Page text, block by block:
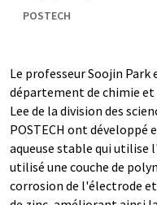
POSTECH
Le professeur Soojin Park
département de chimie
Lee de la division des
POSTECH ont
aqueuse stable qui
utilisé une couche de
corrosion de l'électrode